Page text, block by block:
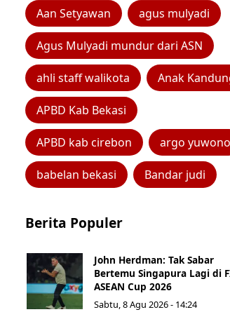
Aan Setyawan agus mulyadi
Agus Mulyadi mundur dari ASN
ahli staff walikota Anak
APBD Kab Bekasi
APBD kab cirebon argo yuwono
babelan bekasi Bandar judi
Berita Populer
John Herdman: Tak Sabar
Bertemu Singapura Lagi di
ASEAN Cup 2026
Sabtu, 8 Agu 2026 - 14:24